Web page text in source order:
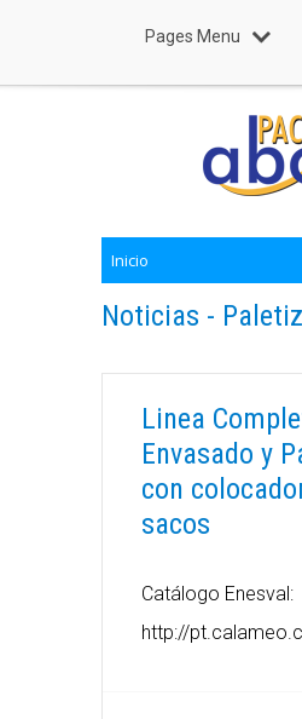
Pages Menu
Inicio
Noticias -
Linea
Envasado y
con
sacos
Catálogo Enesval:
http://